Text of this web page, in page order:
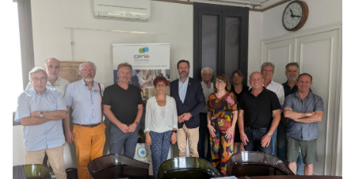
NOS INSTANCES
NOTRE ÉQUIPE
CNATP
AUTRES ACTIVITÉS DE
PROXIMITÉ